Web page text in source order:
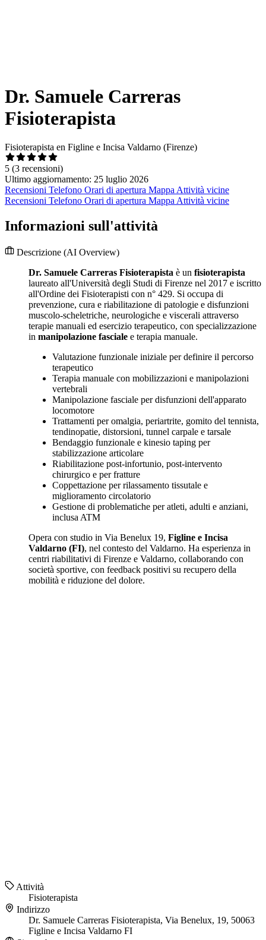
Dr. Samuele Carreras
Fisioterapista
Fisioterapista en Figline e Incisa Valdarno (Firenze)
5 (3 recensioni)
Ultimo aggiornamento: 25 luglio 2026
Recensioni Telefono Orari di apertura Mappa Attività vicine
Recensioni Telefono Orari di apertura Mappa Attività vicine
Informazioni sull'attività
Descrizione (AI Overview)
Dr. Samuele Carreras Fisioterapista è un fisioterapista
laureato all'Università degli Studi di Firenze nel 2017 e iscritto
all'Ordine dei Fisioterapisti con n° 429. Si occupa di
prevenzione, cura e riabilitazione di patologie e disfunzioni
muscolo-scheletriche, neurologiche e viscerali attraverso
terapie manuali ed esercizio terapeutico, con specializzazione
in manipolazione fasciale e terapia manuale.
Valutazione funzionale iniziale per definire il percorso
terapeutico
Terapia manuale con mobilizzazioni e manipolazioni
vertebrali
Manipolazione fasciale per disfunzioni dell'apparato
locomotore
Trattamenti per omalgia, periartrite, gomito del tennista,
tendinopatie, distorsioni, tunnel carpale e tarsale
Bendaggio funzionale e kinesio taping per
stabilizzazione articolare
Riabilitazione post-infortunio, post-intervento
chirurgico e per fratture
Coppettazione per rilassamento tissutale e
miglioramento circolatorio
Gestione di problematiche per atleti, adulti e anziani,
inclusa ATM
Opera con studio in Via Benelux 19, Figline e Incisa
Valdarno (FI), nel contesto del Valdarno. Ha esperienza in
centri riabilitativi di Firenze e Valdarno, collaborando con
società sportive, con feedback positivi su recupero della
mobilità e riduzione del dolore.
Attività
Fisioterapista
Indirizzo
Dr. Samuele Carreras Fisioterapista, Via Benelux, 19, 50063
Figline e Incisa Valdarno FI